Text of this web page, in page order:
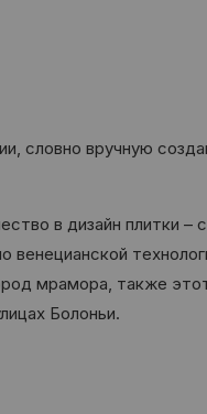
словно вручную
в дизайн плитки
венецианской
мрамора, также
Болоньи.